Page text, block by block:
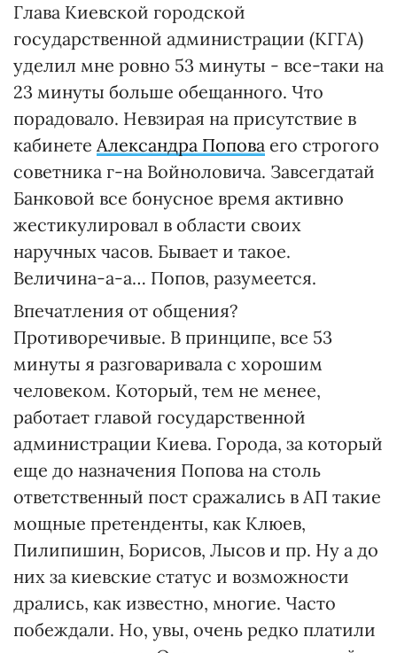
Глава Киевской городской
государственной администрации (КГГА)
уделил мне ровно 53 минуты - все-таки на
23 минуты больше обещанного. Что
порадовало. Невзирая на присутствие в
кабинете Александра Попова его строгого
советника г-на Войноловича. Завсегдатай
Банковой все бонусное время активно
жестикулировал в области своих
наручных часов. Бывает и такое.
Величина-а-а… Попов, разумеется.
Впечатления от общения?
Противоречивые. В принципе, все 53
минуты я разговаривала с хорошим
человеком. Который, тем не менее,
работает главой государственной
администрации Киева. Города, за который
еще до назначения Попова на столь
ответственный пост сражались в АП такие
мощные претенденты, как Клюев,
Пилипишин, Борисов, Лысов и пр. Ну а до
них за киевские статус и возможности
дрались, как известно, многие. Часто
побеждали. Но, увы, очень редко платили